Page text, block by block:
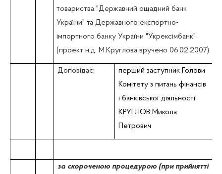
товариства "Державний ощадний банк
України" та Державного експортно-
імпортного банку України "Укрексімбанк"
(проект н.д. М.Круглова вручено 06.02.2007)
Доповідає:
перший заступник Голови
Комітету з питань фiнансiв
i банківської діяльності
КРУГЛОВ Микола
Петрович
за скороченою процедурою (при прийнятті